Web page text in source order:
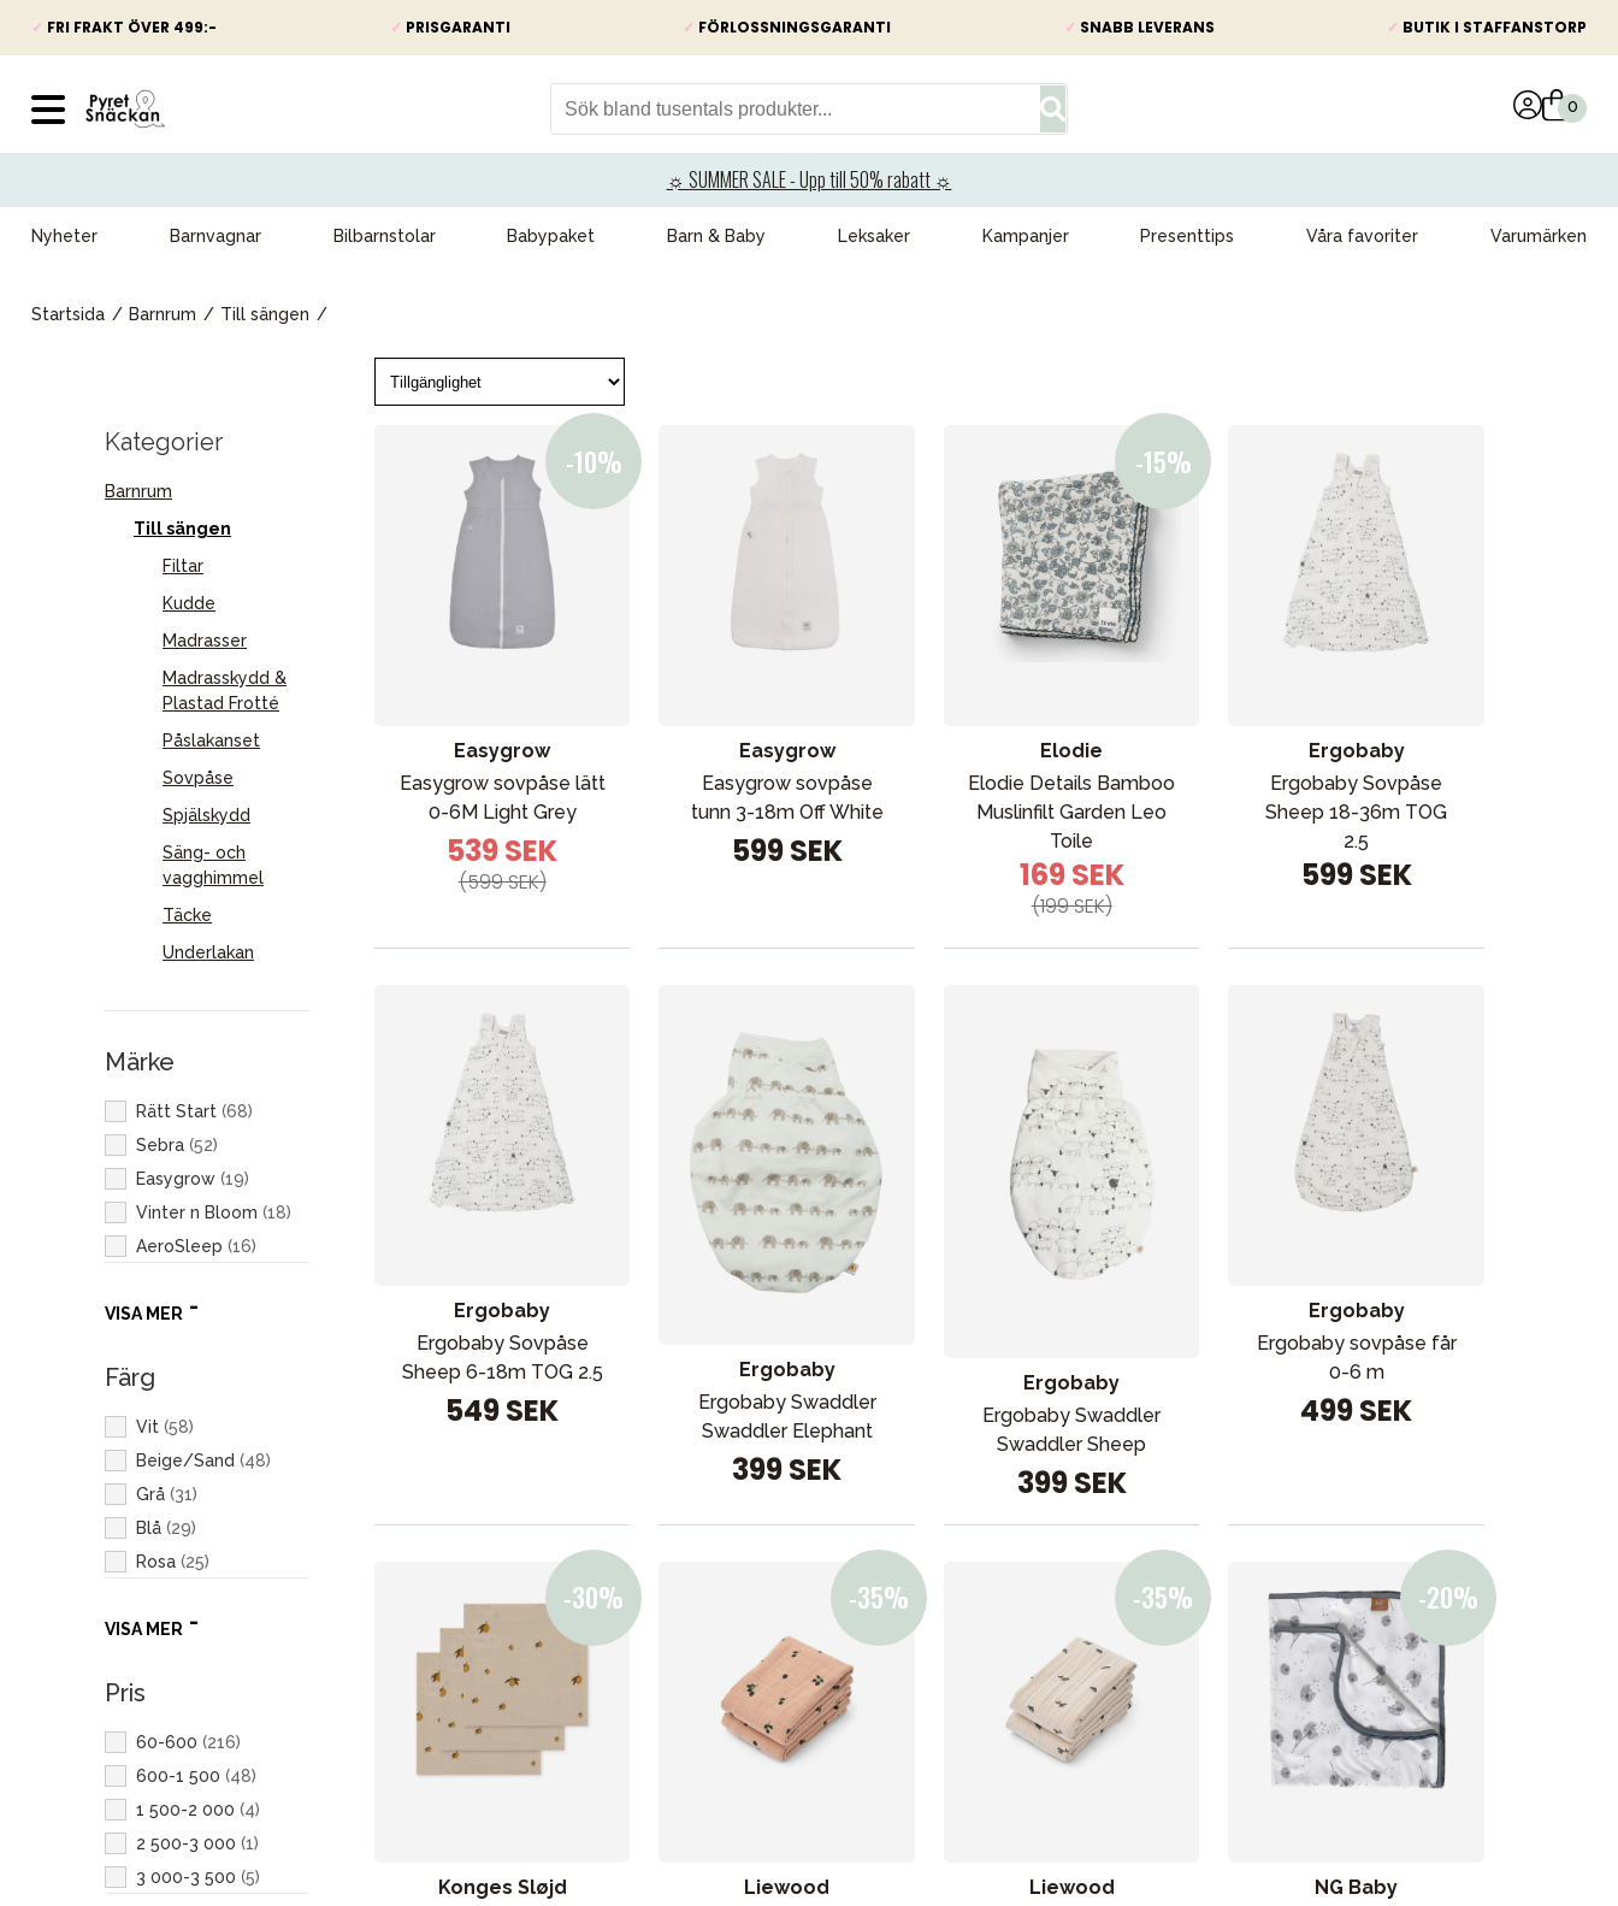
✓ FRI FRAKT ÖVER 499:- ✓ PRISGARANTI ✓ FÖRLOSSNINGSGARANTI ✓ SNABB LEVERANS ✓ BUTIK I STAFFANSTORP
☼ SUMMER SALE - Upp till 50% rabatt ☼
Nyheter Barnvagnar Bilbarnstolar Babypaket Barn & Baby Leksaker Kampanjer Presenttips Våra favoriter Varumärken
Startsida Barnrum Till sängen
Kategorier
Barnrum
Till sängen
Filtar
Kudde
Madrasser
Madrasskydd &
Plastad Frotté
Påslakanset
Sovpåse
Spjälskydd
Säng- och
vagghimmel
Täcke
Underlakan
Märke
Rätt Start (68)
Sebra (52)
Easygrow (19)
Vinter n Bloom (18)
AeroSleep (16)
Ergobaby
Stokke
BabyBjörn
Filibabba
Bebe confort
Bugaboo( 1)
Kid's Concept(
VISA MER
Färg
Vit (58)
Beige/Sand (48)
Grå (31)
Blå (29)
Rosa (25)
Multifärgad
Röd
VISA MER
Pris
60-600 (216)
600-1 500 (48)
1 500-2 000 (4)
2 500-3 000 (1)
3 000-3 500 (5)
Easygrow
Easygrow sovpåse lätt
0-6M Light Grey
539 SEK
(599 SEK)
Easygrow
Easygrow sovpåse
tunn 3-18m Off White
599 SEK
Elodie
Elodie Details Bamboo
Muslinfilt Garden Leo
Toile
169 SEK
(199 SEK)
Ergobaby
Ergobaby Sovpåse
Sheep 18-36m TOG
2.5
599 SEK
Ergobaby
Ergobaby Sovpåse
Sheep 6-18m TOG 2.5
549 SEK
Ergobaby
Ergobaby Swaddler
Swaddler Elephant
399 SEK
Ergobaby
Ergobaby Swaddler
Swaddler Sheep
399 SEK
Ergobaby
Ergobaby sovpåse får
0-6 m
499 SEK
Konges Sløjd
Liewood
Liewood
NG Baby